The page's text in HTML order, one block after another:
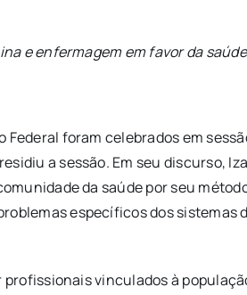
e enfermagem em favor da
foram celebrados em
a sessão. Em seu discurso,
da saúde por seu
específicos dos sistemas
vinculados à